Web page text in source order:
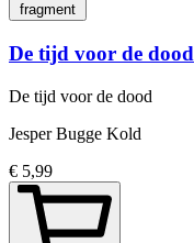
fragment
De tijd voor de dood
De tijd voor de dood
Jesper Bugge Kold
€ 5,99